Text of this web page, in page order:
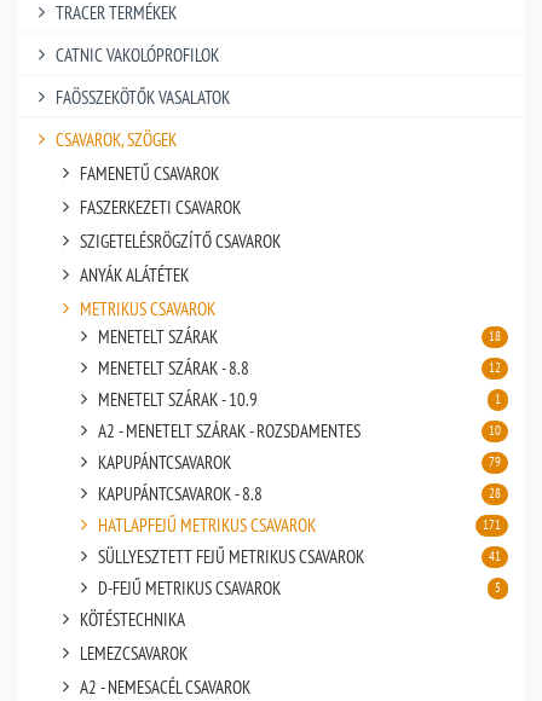
TRACER TERMÉKEK
CATNIC VAKOLÓPROFILOK
FAÖSSZEKÖTŐK VASALATOK
CSAVAROK, SZÖGEK
FAMENETŰ CSAVAROK
FASZERKEZETI CSAVAROK
SZIGETELÉSRÖGZÍTŐ CSAVAROK
ANYÁK ALÁTÉTEK
METRIKUS CSAVAROK
MENETELT SZÁRAK
18
MENETELT SZÁRAK - 8.8 12
MENETELT SZÁRAK - 10.9 1
A2 - MENETELT SZÁRAK - ROZSDAMENTES 10
KAPUPÁNTCSAVAROK 79
KAPUPÁNTCSAVAROK - 8.8 28
HATLAPFEJŰ METRIKUS CSAVAROK 171
SÜLLYESZTETT FEJŰ METRIKUS CSAVAROK 41
D-FEJŰ METRIKUS CSAVAROK 5
KÖTÉSTECHNIKA
LEMEZCSAVAROK
A2 - NEMESACÉL CSAVAROK